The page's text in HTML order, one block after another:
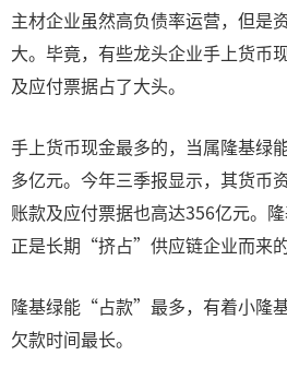
主材企业虽然高负债率运营，但是
大。毕竟，有些龙头企业手上货币
及应付票据占了大头。
手上货币现金最多的，当属隆基绿
多亿元。今年三季报显示，其货币
账款及应付票据也高达356亿元。
正是长期“挤占”供应链企业而来的
隆基绿能“占款”最多，有着小隆
欠款时间最长。